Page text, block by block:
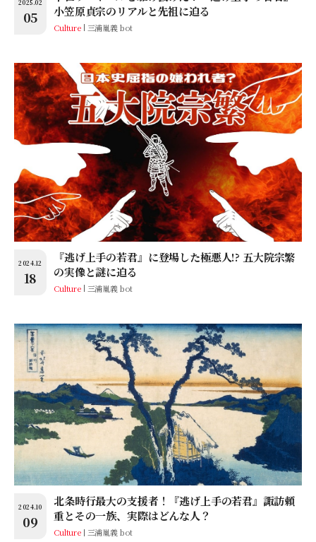
2025.02
05
小笠原貞宗のリアルと先祖に迫る
Culture 三浦胤義 bot
2024.12
18
『逃げ上手の若君』に登場した極悪人!? 五大院宗繁
の実像と謎に迫る
Culture 三浦胤義 bot
2024.10
09
北条時行最大の支援者！『逃げ上手の若君』諏訪頼
重とその一族、実際はどんな人？
Culture 三浦胤義 bot